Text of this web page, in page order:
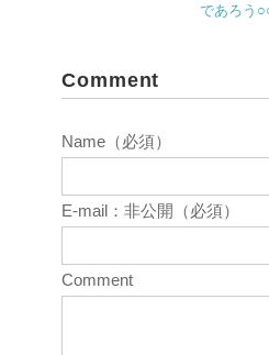
であろう
Comment
Name（必須）
E-mail：非公開（必須）
Comment